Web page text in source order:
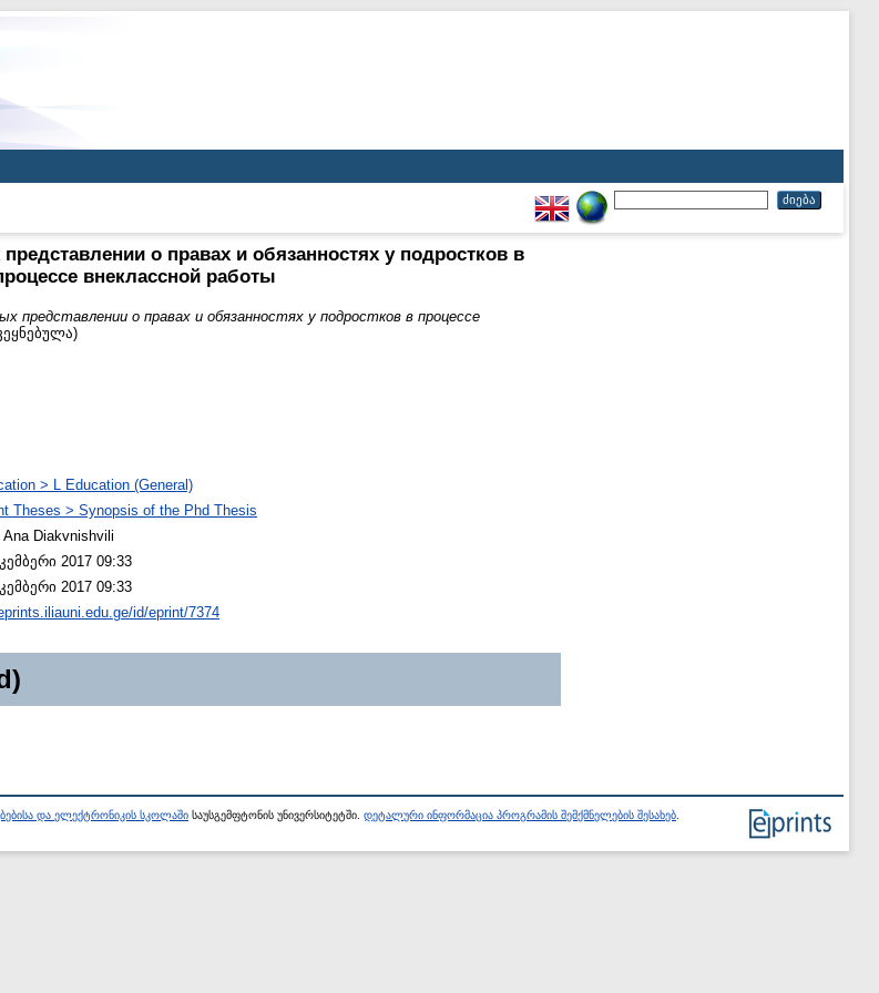
о правах и обязанностях у подростков в
внеклассной работы
представлении о правах и обязанностях у подростков в процессе
> L Education (General)
Theses > Synopsis of the Phd Thesis
Ana Diakvnishvili
2017 09:33
2017 09:33
id/eprint/7374
და ელექტრონიკის სკოლაში საუსგემფტონის უნივერსიტეტში. დეტალური ინფორმაცია პროგრამის შემქმნელების შესახებ.